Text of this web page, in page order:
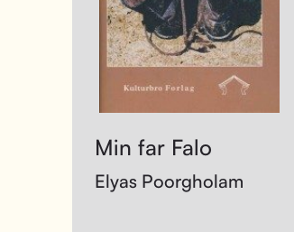
Min far Falo
Elyas Poorgholam